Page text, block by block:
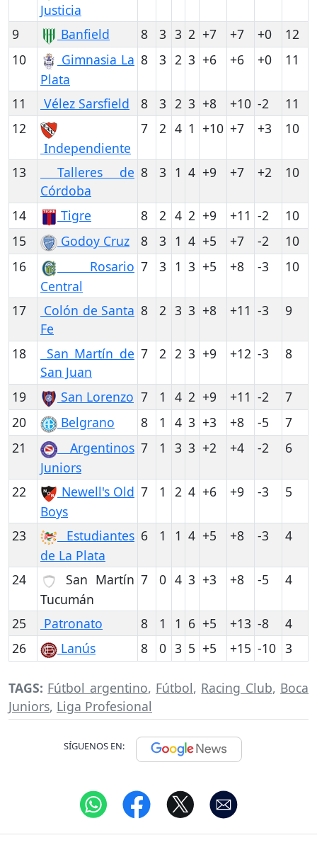
Justicia
9 Banfield 8 3 3 2 +7 +7 +0
12
10
Gimnasia La
Plata
8 3 2 3 +6 +6 +0 11
11 Vélez Sarsfield 8 3 2 3 +8 +10 -2
11
12
Independiente
7 2 4 1 +10 +7 +3 10
13
Talleres de
Córdoba
8 3 1 4 +9 +7 +2 10
14 Tigre 8 2 4 2 +9 +11 -2
10
15
Godoy Cruz 8 3 1 4 +5 +7 -2
10
16
Rosario
Central
7 3 1 3 +5 +8 -3 10
17
Colón de Santa
Fe
8 2 3 3 +8 +11 -3 9
18
San Martín de
San Juan
7 2 2 3 +9 +12 -3 8
19 San Lorenzo 7 1 4 2 +9 +11 -2
7
20
Belgrano 8 1 4 3 +3 +8 -5
7
21
Argentinos
Juniors
7 1 3 3 +2 +4 -2 6
22
Newell's Old
Boys
7 1 2 4 +6 +9 -3 5
23
Estudiantes
de La Plata
6 1 1 4 +5 +8 -3 4
24
San Martín
Tucumán
7 0 4 3 +3 +8 -5 4
25 Patronato 8 1 1 6 +5 +13 -8
4
26
Lanús 8 0 3 5 +5 +15 -10 3
TAGS: Fútbol argentino, Fútbol, Racing Club, Boca
Juniors, Liga Profesional
SÍGUENOS EN: